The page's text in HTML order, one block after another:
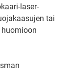
laser-
tai